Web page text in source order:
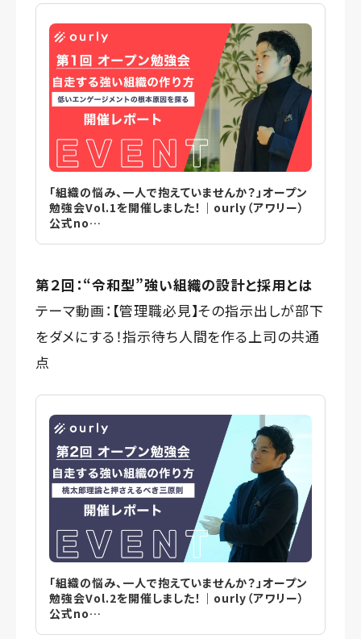
「組織の悩み、一人で抱えていませんか？」オープン
勉強会Vol.1を開催しました！｜ourly（アワリー）
公式no…
第２回：“令和型”強い組織の設計と採用とは
テーマ動画： 【管理職必見】その指示出しが部下
をダメにする！指示待ち人間を作る上司の共通
点
「組織の悩み、一人で抱えていませんか？」オープン
勉強会Vol.2を開催しました！｜ourly（アワリー）
公式no…